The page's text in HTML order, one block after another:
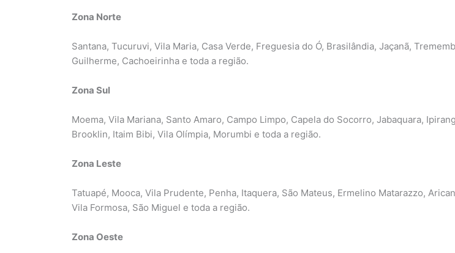
Zona Norte
Santana, Tucuruvi, Vila Maria, Casa Verde, Freguesia do Ó, Brasilândia, Jaçanã,
Guilherme, Cachoeirinha e toda a região.
Zona Sul
Moema, Vila Mariana, Santo Amaro, Campo Limpo, Capela do Socorro, Jabaquara,
Brooklin, Itaim Bibi, Vila Olímpia, Morumbi e toda a região.
Zona Leste
Tatuapé, Mooca, Vila Prudente, Penha, Itaquera, São Mateus, Ermelino Matarazzo,
Vila Formosa, São Miguel e toda a região.
Zona Oeste